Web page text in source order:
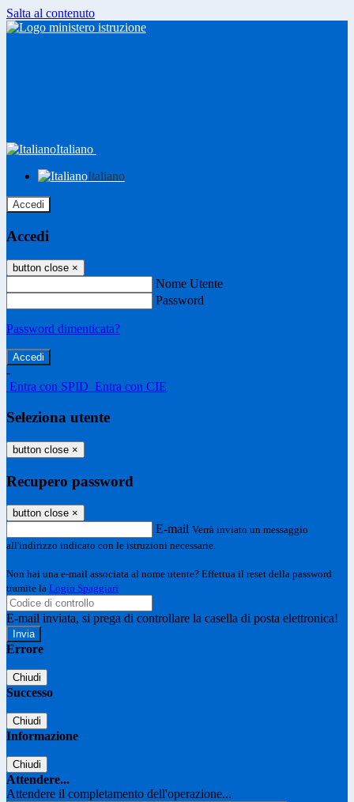
Salta al contenuto
Italiano
Italiano
Accedi
Accedi
button close ×
Nome Utente
Password
Password dimenticata?
-
Entra con SPID Entra con CIE
Seleziona utente
button close ×
Recupero password
button close ×
E-mail Verrà inviato un messaggio
all'indirizzo indicato con le istruzioni necessarie.
Non hai una e-mail associata al nome utente? Effettua il reset della password
tramite la Login Spaggiari
E-mail inviata, si prega di controllare la casella di posta elettronica!
Errore
Chiudi
Successo
Chiudi
Informazione
Chiudi
Attendere...
Attendere il completamento dell'operazione...